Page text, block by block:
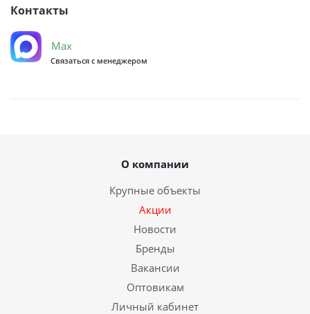
Контакты
Max
Связаться с менеджером
О компании
Крупные объекты
Акции
Новости
Бренды
Вакансии
Оптовикам
Личный кабинет